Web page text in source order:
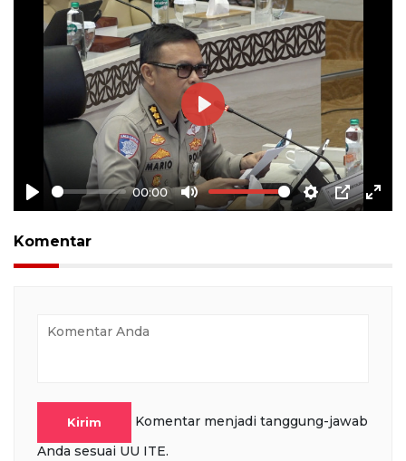
Play
00:00
Mute Settings
PIP
Play
Komentar
Kirim
Komentar menjadi tanggung-jawab
Anda sesuai UU ITE.